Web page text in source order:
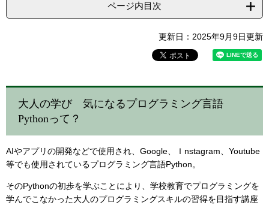
ページ内目次
更新日：2025年9月9日更新
大人の学び 気になるプログラミング言語
Pythonって？
AIやアプリの開発などで使用され、Google、Ｉnstagram、Youtube
等でも使用されているプログラミング言語Python。
そのPythonの初歩を学ぶことにより、学校教育でプログラミングを
学んでこなかった大人のプログラミングスキルの習得を目指す講座